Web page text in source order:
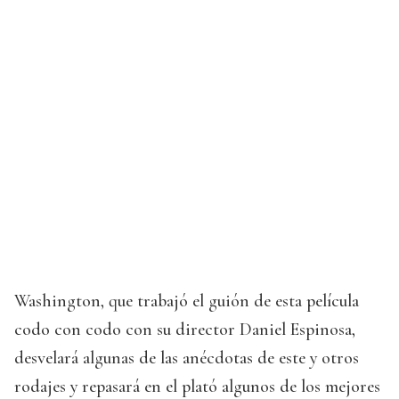
Washington, que trabajó el guión de esta película
codo con codo con su director Daniel Espinosa,
desvelará algunas de las anécdotas de este y otros
rodajes y repasará en el plató algunos de los mejores